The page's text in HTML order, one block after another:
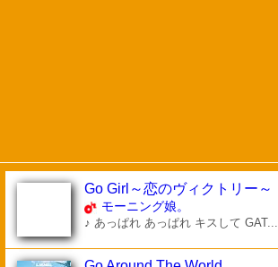
Go Girl～恋のヴィクトリー～
モーニング娘。
♪ あっぱれ あっぱれ キスして GAT...